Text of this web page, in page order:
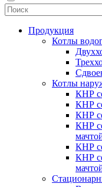
Продукция
Котлы
Котлы
КНР
КНР
КНР
КНР
КНР
КНР